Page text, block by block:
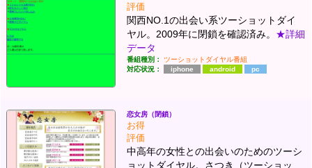
評価
関西NO.1の出会い系ツーショットダイ
ヤル。2009年に閉鎖を確認済み。 ★詳細
データ
番組種別：
ツーショットダイヤル番組
対応状況：
iphone android pc
恋女房（閉鎖）
お得
評価
中高年の女性との出会いのためのツーシ
ョットダイヤル。さつき（ツーショッ